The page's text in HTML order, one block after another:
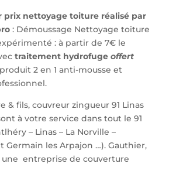
prix nettoyage toiture réalisé par
: Démoussage Nettoyage toiture
: à partir de 7€ le
traitement hydrofuge offert
produit 2 en 1 anti-mousse et
& fils, couvreur zingueur 91 Linas
à votre service dans tout le 91
– Linas – La Norville –
Germain les Arpajon …). Gauthier,
une entreprise de couverture